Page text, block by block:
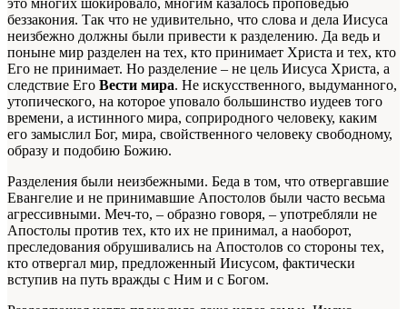
это многих шокировало, многим казалось проповедью
беззакония. Так что не удивительно, что слова и дела Иисуса
неизбежно должны были привести к разделению. Да ведь и
поныне мир разделен на тех, кто принимает Христа и тех, кто
Его не принимает. Но разделение – не цель Иисуса Христа, а
следствие Его Вести мира. Не искусственного, выдуманного,
утопического, на которое уповало большинство иудеев того
времени, а истинного мира, соприродного человеку, каким
его замыслил Бог, мира, свойственного человеку свободному,
образу и подобию Божию.
Разделения были неизбежными. Беда в том, что отвергавшие
Евангелие и не принимавшие Апостолов были часто весьма
агрессивными. Меч-то, – образно говоря, – употребляли не
Апостолы против тех, кто их не принимал, а наоборот,
преследования обрушивались на Апостолов со стороны тех,
кто отвергал мир, предложенный Иисусом, фактически
вступив на путь вражды с Ним и с Богом.